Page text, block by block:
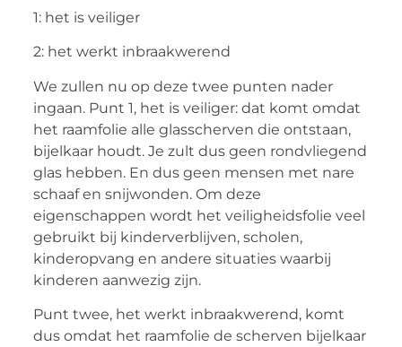
1: het is veiliger
2: het werkt inbraakwerend
We zullen nu op deze twee punten nader
ingaan. Punt 1, het is veiliger: dat komt omdat
het raamfolie alle glasscherven die ontstaan,
bijelkaar houdt. Je zult dus geen rondvliegend
glas hebben. En dus geen mensen met nare
schaaf en snijwonden. Om deze
eigenschappen wordt het veiligheidsfolie veel
gebruikt bij kinderverblijven, scholen,
kinderopvang en andere situaties waarbij
kinderen aanwezig zijn.
Punt twee, het werkt inbraakwerend, komt
dus omdat het raamfolie de scherven bijelkaar